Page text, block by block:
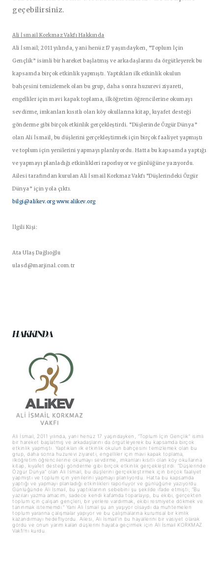
geçebilirsiniz.
Ali İsmail Korkmaz Vakfı Hakkında
Ali İsmail; 2011 yılında, yani henüz 17 yaşındayken, “Toplum İçin
Gençlik” isimli bir hareket başlatmış ve arkadaşlarını da örgütleyerek bu
kapsamda birçok etkinlik yapmıştı. Yaptıkları ilk etkinlik okulun
bahçesini temizlemek olan bu grup, daha sonra huzurevi ziyareti,
engelliler için mavi kapak toplama, ilköğretim öğrencilerine okumayı
sevdirme, imkanları kısıtlı olan köy okullarına kitap, kıyafet desteği
gönderme gibi birçok etkinlik gerçekleştirdi. “Düşlerinde Özgür Dünya”
olan Ali İsmail, bu düşlerini gerçekleştirmek için birçok faaliyet yapmıştı
ve toplum için yenilerini yapmayı planlıyordu. Hatta bu kapsamda yaptığı
ve yapmayı planladığı etkinlikleri raporluyor ve günlüğüne yazıyordu.
Ailesi tarafından kurulan Ali İsmail Korkmaz Vakfı “Düşlerindeki Özgür
Dünya” için yola çıktı.
bilgi@alikev.org www.alikev.org
İlgili Kişi:
Ata Ulaş Dağlıoğlu
ulasd@marjinal.com.tr
HAKKINDA
Ali İsmail; 2011 yılında, yani henüz 17 yaşındayken, “Toplum İçin Gençlik” isimli
bir hareket başlatmış ve arkadaşlarını da örgütleyerek bu kapsamda birçok
etkinlik yapmıştı. Yaptıkları ilk etkinlik okulun bahçesini temizlemek olan bu
grup, daha sonra huzurevi ziyareti, engelliler için mavi kapak toplama,
ilköğretim öğrencilerine okumayı sevdirme, imkanları kısıtlı olan köy okullarına
kitap, kıyafet desteği gönderme gibi birçok etkinlik gerçekleştirdi. “Düşlerinde
Özgür Dünya” olan Ali İsmail, bu düşlerini gerçekleştirmek için birçok faaliyet
yapmıştı ve toplum için yenilerini yapmayı planlıyordu. Hatta bu kapsamda
yaptığı ve yapmayı planladığı etkinlikleri raporluyor ve günlüğüne yazıyordu.
Günlüğünde Ali İsmail, bu yaptıklarının sebebini şu şekilde ifade etmişti; “Bu
yazıları yazma amacım, sadece kendi kafamda toparlayıp, bu ekibi, gerçekten
toplum için çalışan gençleri, bir yerlere vardırmak, ekibi resmiyete dökmek ve
tanınmak istememdi.” Yani Ali İsmail şu an yaşıyor olsaydı da muhtemelen
toplum yararına çalışmalar yapıyor ve bu çalışmalarına kurumsal bir kimlik
kazandırmayı hedefliyordu. Ailesi, Ali İsmail’in bu hayallerini bir vasiyet olarak
gördü ve onun yarım kalan düşlerini hayata geçirmek için Ali İsmail KORKMAZ
Vakfı’nı kurdu.